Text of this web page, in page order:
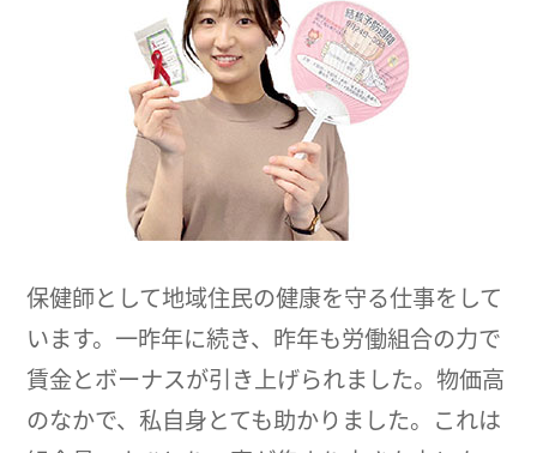
保健師として地域住民の健康を守る仕事をして
います。一昨年に続き、昨年も労働組合の力で
賃金とボーナスが引き上げられました。物価高
のなかで、私自身とても助かりました。これは